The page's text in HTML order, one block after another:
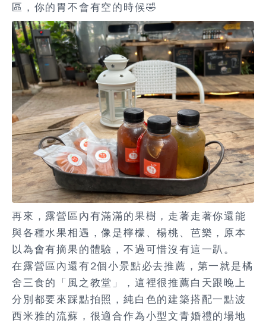
區，你的胃不會有空的時候🤣
再來，露營區內有滿滿的果樹，走著走著你還能
與各種水果相遇，像是檸檬、楊桃、芭樂，原本
以為會有摘果的體驗，不過可惜沒有這一趴。
在露營區內還有2個小景點必去推薦，第一就是橘
舍三食的「風之教堂」，這裡很推薦白天跟晚上
分別都要來踩點拍照，純白色的建築搭配一點波
西米雅的流蘇，很適合作為小型文青婚禮的場地